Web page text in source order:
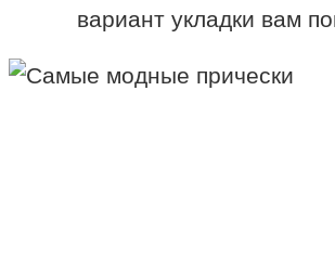
вариант укладки вам